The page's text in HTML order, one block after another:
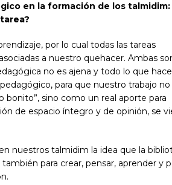
en la formación de los talmidim:
por lo cual todas las tareas
a nuestro quehacer. Ambas
no es ajena y todo lo que
para que nuestro trabajo no
bonito”, sino como un real aporte para
de espacio íntegro y de opinión, se
nuestros talmidim la idea que la
para crear, pensar, aprender y